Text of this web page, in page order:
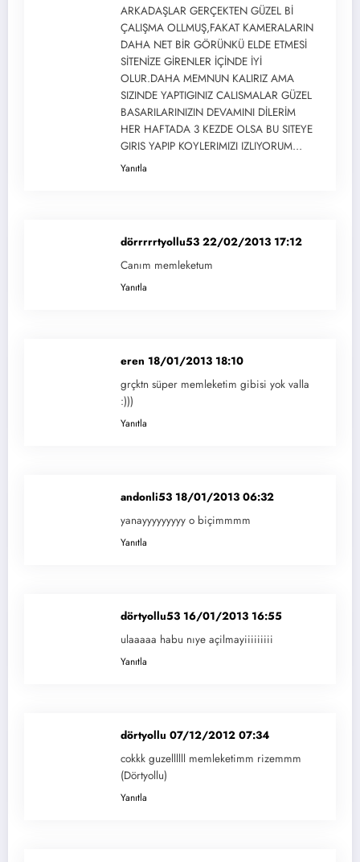
ARKADAŞLAR GERÇEKTEN GÜZEL Bİ
ÇALIŞMA OLLMUŞ,FAKAT KAMERALARIN
DAHA NET BİR GÖRÜNKÜ ELDE ETMESİ
SİTENİZE GİRENLER İÇİNDE İYİ
OLUR.DAHA MEMNUN KALIRIZ AMA
SIZINDE YAPTIGINIZ CALISMALAR GÜZEL
BASARILARINIZIN DEVAMINI DİLERİM
HER HAFTADA 3 KEZDE OLSA BU SITEYE
GIRIS YAPIP KOYLERIMIZI IZLIYORUM…
Yanıtla
dörrrrrtyollu53 22/02/2013 17:12
Canım memleketum
Yanıtla
eren 18/01/2013 18:10
grçktn süper memleketim gibisi yok valla
:)))
Yanıtla
andonli53 18/01/2013 06:32
yanayyyyyyyyy o biçimmmm
Yanıtla
dörtyollu53 16/01/2013 16:55
ulaaaaa habu nıye açilmayiiiiiiiii
Yanıtla
dörtyollu 07/12/2012 07:34
cokkk guzellllll memleketimm rizemmm
(Dörtyollu)
Yanıtla